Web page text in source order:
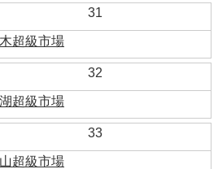
31
超級市場
32
超級市場
33
超級市場